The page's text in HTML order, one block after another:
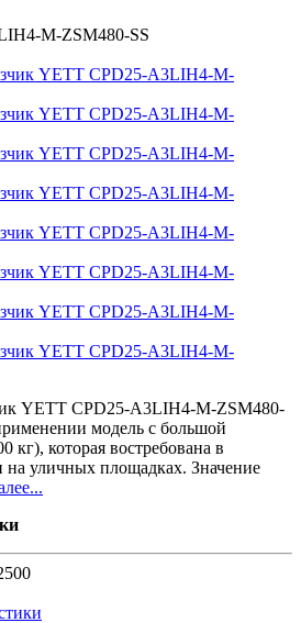
M-ZSM480-SS
YETT CPD25-A3LIH4-M-ZSM480-
модель с большой
кг), которая востребована в
уличных площадках. Значение